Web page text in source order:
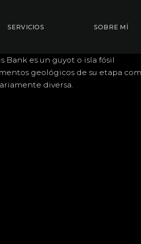
SERVICIOS SOBRE MÍ
Bank es un guyot o isla fósil
geológicos de su etapa
diversa.